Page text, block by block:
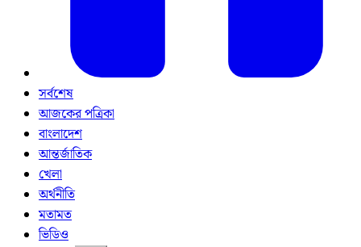
সর্বশেষ
আজকের পত্রিকা
বাংলাদেশ
আন্তর্জাতিক
খেলা
অর্থনীতি
মতামত
ভিডিও